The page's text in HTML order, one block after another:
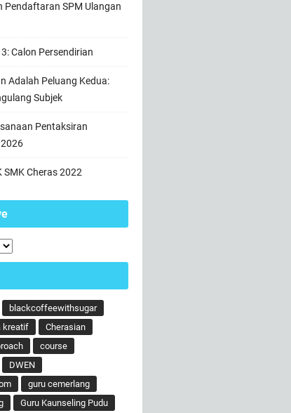
Pendaftaran SPM Ulangan
Calon Persendirian
Adalah Peluang Kedua:
Subjek
Pentaksiran
SMK Cheras 2022
blackcoffeewithsugar
kreatif
Cherasian
course
DWEN
guru cemerlang
Guru Kaunseling Pudu